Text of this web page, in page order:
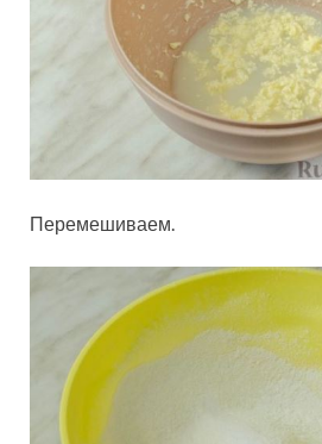
Перемешиваем.